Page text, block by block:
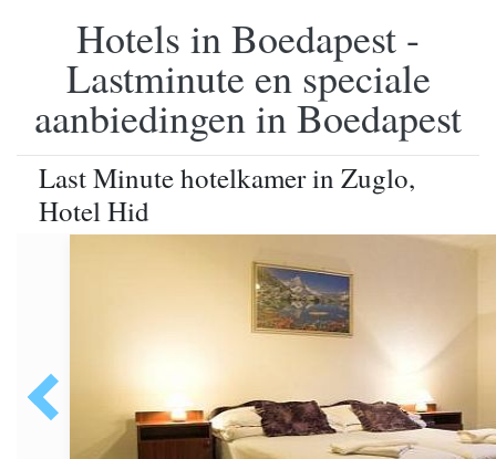
Hotels in Boedapest -
Lastminute en speciale
aanbiedingen in Boedapest
Last Minute hotelkamer in Zuglo,
Hotel Hid